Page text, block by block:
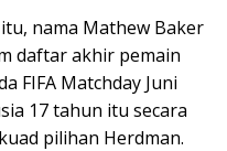
nama Mathew Baker
daftar akhir pemain
FIFA Matchday Juni
17 tahun itu secara
pilihan Herdman.